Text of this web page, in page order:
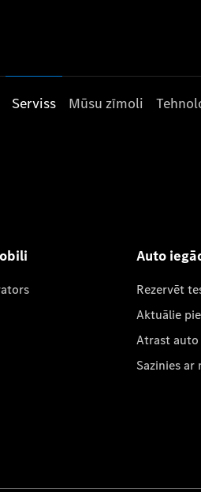
Serviss Mūsu zīmoli
Auto
Rezervēt
Aktuālie
Atrast auto
Sazinies ar